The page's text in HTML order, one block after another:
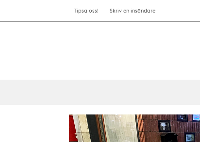
Tipsa oss! Skriv en insändare